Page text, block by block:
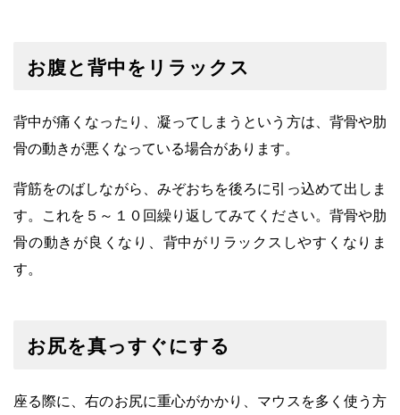
お腹と背中をリラックス
背中が痛くなったり、凝ってしまうという方は、背骨や肋
骨の動きが悪くなっている場合があります。
背筋をのばしながら、みぞおちを後ろに引っ込めて出しま
す。これを５～１０回繰り返してみてください。 背骨や肋
骨の動きが良くなり、背中がリラックスしやすくなりま
す。
お尻を真っすぐにする
座る際に、右のお尻に重心がかかり、マウスを多く使う方